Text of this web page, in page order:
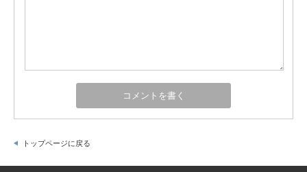
トップページに戻る